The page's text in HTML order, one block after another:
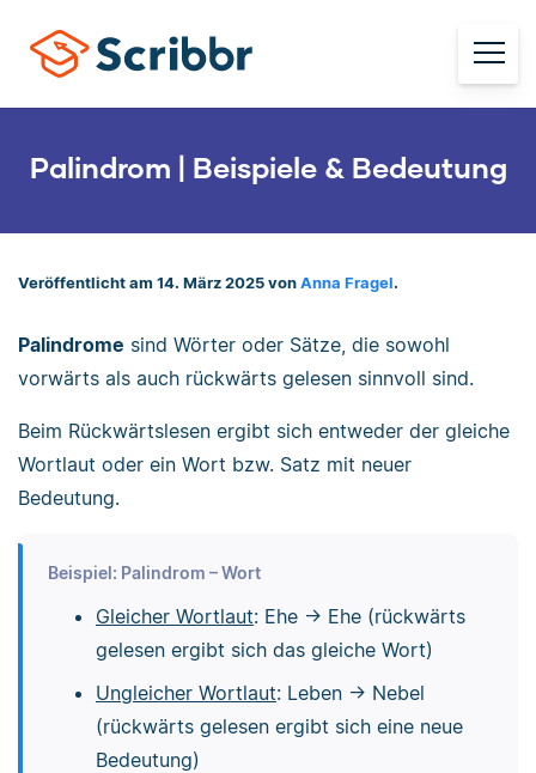
Palindrom | Beispiele & Bedeutung
Veröffentlicht am 14. März 2025 von Anna Fragel.
Palindrome sind Wörter oder Sätze, die sowohl
vorwärts als auch rückwärts gelesen sinnvoll sind.
Beim Rückwärtslesen ergibt sich entweder der gleiche
Wortlaut oder ein Wort bzw. Satz mit neuer
Bedeutung.
Beispiel: Palindrom – Wort
Gleicher Wortlaut: Ehe → Ehe (rückwärts
gelesen ergibt sich das gleiche Wort)
Ungleicher Wortlaut: Leben → Nebel
(rückwärts gelesen ergibt sich eine neue
Bedeutung)